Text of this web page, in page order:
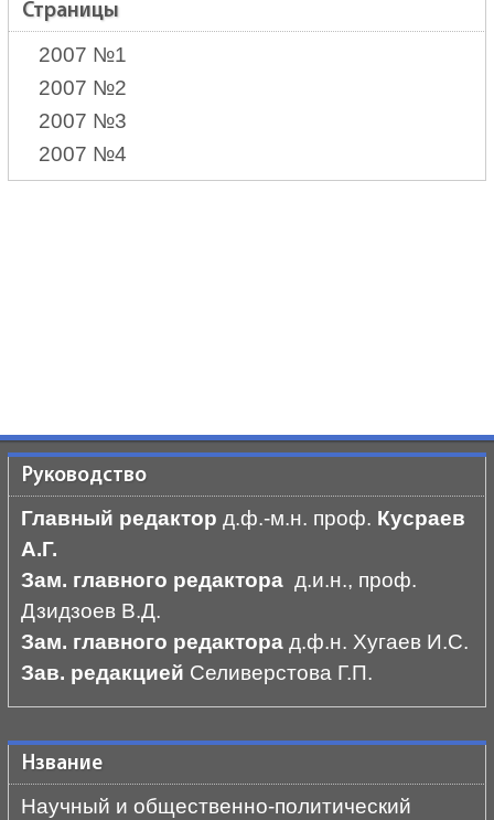
Страницы
2007 №1
2007 №2
2007 №3
2007 №4
Руководство
Главный редактор д.ф.-м.н. проф. Кусраев
А.Г.
Зам. главного редактора д.и.н., проф.
Дзидзоев В.Д.
Зам. главного редакторад.ф.н. Хугаев И.С.
Зав. редакцией Селиверстова Г.П.
Нзвание
Научный и общественно-политический